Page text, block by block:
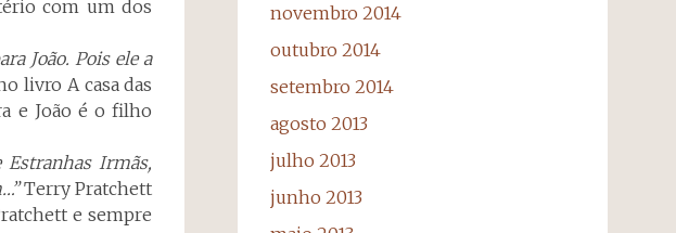
com um dos
João. Pois ele a
livro A casa das
e João é o filho
Irmãs,
Terry Pratchett
e sempre
novembro 2014
outubro 2014
setembro 2014
agosto 2013
julho 2013
junho 2013